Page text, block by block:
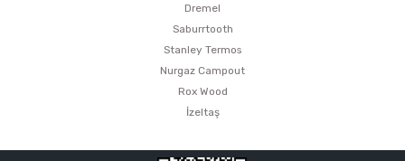
Dremel
Saburrtooth
Stanley Termos
Nurgaz Campout
Rox Wood
İzeltaş